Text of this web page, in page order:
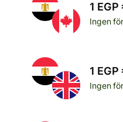
1
Ingen
1 EGP
Ingen